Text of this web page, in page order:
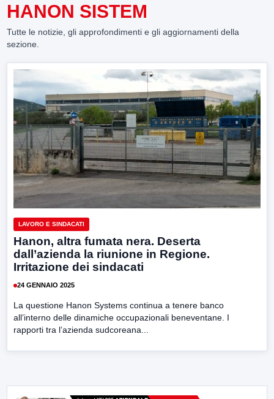
HANON SISTEM
Tutte le notizie, gli approfondimenti e gli aggiornamenti della
sezione.
LAVORO E SINDACATI
Hanon, altra fumata nera. Deserta
dall’azienda la riunione in Regione.
Irritazione dei sindacati
24 GENNAIO 2025
La questione Hanon Systems continua a tenere banco
all’interno delle dinamiche occupazionali beneventane. I
rapporti tra l’azienda sudcoreana...